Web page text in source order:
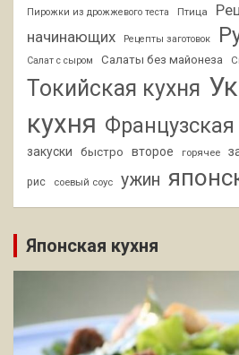
Пирожки из дрожжевого теста Птица
начинающих
Рецепты заготовок
Салат с сыром Салаты без майонеза
Токийская кухня
кухня Французская
закуски
быстро второе горячее
рис соевый соус ужин
Японская кухня